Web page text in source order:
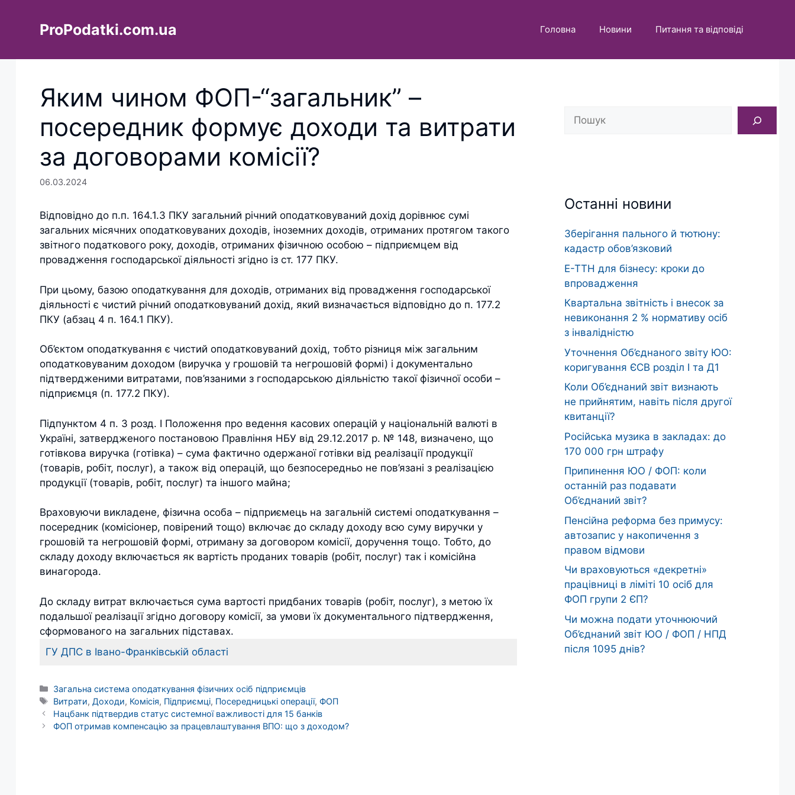
ProPodatki.com.ua Головна Новини Питання та відповіді
Яким чином ФОП-“загальник” –
посередник формує доходи та витрати
за договорами комісії?
06.03.2024
Відповідно до п.п. 164.1.3 ПКУ загальний річний оподатковуваний дохід дорівнює сумі
загальних місячних оподатковуваних доходів, іноземних доходів, отриманих протягом такого
звітного податкового року, доходів, отриманих фізичною особою – підприємцем від
провадження господарської діяльності згідно із ст. 177 ПКУ.
При цьому, базою оподаткування для доходів, отриманих від провадження господарської
діяльності є чистий річний оподатковуваний дохід, який визначається відповідно до п. 177.2
ПКУ (абзац 4 п. 164.1 ПКУ).
Об’єктом оподаткування є чистий оподатковуваний дохід, тобто різниця між загальним
оподатковуваним доходом (виручка у грошовій та негрошовій формі) і документально
підтвердженими витратами, пов’язаними з господарською діяльністю такої фізичної особи –
підприємця (п. 177.2 ПКУ).
Підпунктом 4 п. 3 розд. І Положення про ведення касових операцій у національній валюті в
Україні, затвердженого постановою Правління НБУ від 29.12.2017 р. № 148, визначено, що
готівкова виручка (готівка) – сума фактично одержаної готівки від реалізації продукції
(товарів, робіт, послуг), а також від операцій, що безпосередньо не пов’язані з реалізацією
продукції (товарів, робіт, послуг) та іншого майна;
Враховуючи викладене, фізична особа – підприємець на загальній системі оподаткування –
посередник (комісіонер, повірений тощо) включає до складу доходу всю суму виручки у
грошовій та негрошовій формі, отриману за договором комісії, доручення тощо. Тобто, до
складу доходу включається як вартість проданих товарів (робіт, послуг) так і комісійна
винагорода.
До складу витрат включається сума вартості придбаних товарів (робіт, послуг), з метою їх
подальшої реалізації згідно договору комісії, за умови їх документального підтвердження,
сформованого на загальних підставах.
ГУ ДПС в Івано-Франківській області
Категорії
Загальна система оподаткування фізичних осіб підприємців
Позначки
Витрати, Доходи, Комісія, Підприємці, Посередницькі операції, ФОП
Нацбанк підтвердив статус системної важливості для 15 банків
ФОП отримав компенсацію за працевлаштування ВПО: що з доходом?
Пошук
Останні новини
Зберігання пального й тютюну:
кадастр обов’язковий
Е-ТТН для бізнесу: кроки до
впровадження
Квартальна звітність і внесок за
невиконання 2 % нормативу осіб
з інвалідністю
Уточнення Об’єднаного звіту ЮО:
коригування ЄСВ розділ І та Д1
Коли Об’єднаний звіт визнають
не прийнятим, навіть після другої
квитанції?
Російська музика в закладах: до
170 000 грн штрафу
Припинення ЮО / ФОП: коли
останній раз подавати
Об’єднаний звіт?
Пенсійна реформа без примусу:
автозапис у накопичення з
правом відмови
Чи враховуються «декретні»
працівниці в ліміті 10 осіб для
ФОП групи 2 ЄП?
Чи можна подати уточнюючий
Об’єднаний звіт ЮО / ФОП / НПД
після 1095 днів?